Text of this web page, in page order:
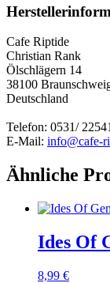
Cafe Riptide
Christian Rank
Ölschlägern 14
38100
Deutschland
Telefon: 0531/
E-Mail: info@cafe-
Ähnliche
Ides Of
8,99 €